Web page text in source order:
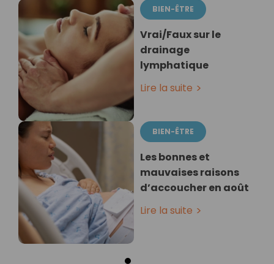
BIEN-ÊTRE
Vrai/Faux sur le
drainage
lymphatique
Lire la suite
BIEN-ÊTRE
Les bonnes et
mauvaises raisons
d’accoucher en août
Lire la suite